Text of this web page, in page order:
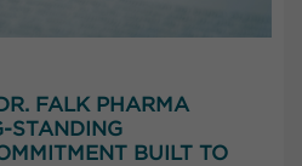
FALK PHARMA
STANDING
BUILT TO